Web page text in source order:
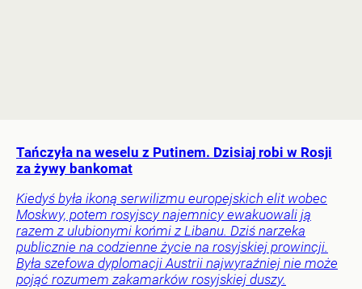
Tańczyła na weselu z Putinem. Dzisiaj robi w Rosji
za żywy bankomat
Kiedyś była ikoną serwilizmu europejskich elit wobec
Moskwy, potem rosyjscy najemnicy ewakuowali ją
razem z ulubionymi końmi z Libanu. Dziś narzeka
publicznie na codzienne życie na rosyjskiej prowincji.
Była szefowa dyplomacji Austrii najwyraźniej nie może
pojąć rozumem zakamarków rosyjskiej duszy.